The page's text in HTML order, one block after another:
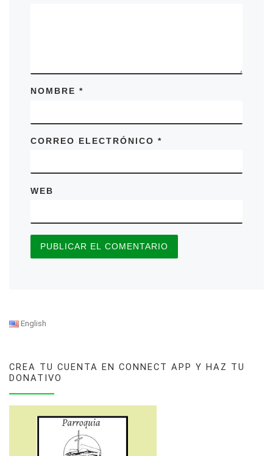
NOMBRE*
CORREO ELECTRÓNICO*
WEB
English
CREA TU CUENTA EN CONNECT APP Y HAZ TU
DONATIVO